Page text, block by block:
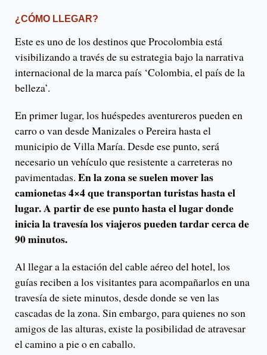
¿CÓMO LLEGAR?
Este es uno de los destinos que Procolombia está
visibilizando a través de su estrategia bajo la narrativa
internacional de la marca país ‘Colombia, el país de la
belleza’.
En primer lugar, los huéspedes aventureros pueden en
carro o van desde Manizales o Pereira hasta el
municipio de Villa María. Desde ese punto, será
necesario un vehículo que resistente a carreteras no
pavimentadas. En la zona se suelen mover las
camionetas 4×4 que transportan turistas hasta el
lugar. A partir de ese punto hasta el lugar donde
inicia la travesía los viajeros pueden tardar cerca de
90 minutos.
Al llegar a la estación del cable aéreo del hotel, los
guías reciben a los visitantes para acompañarlos en una
travesía de siete minutos, desde donde se ven las
cascadas de la zona. Sin embargo, para quienes no son
amigos de las alturas, existe la posibilidad de atravesar
el camino a pie o en caballo.